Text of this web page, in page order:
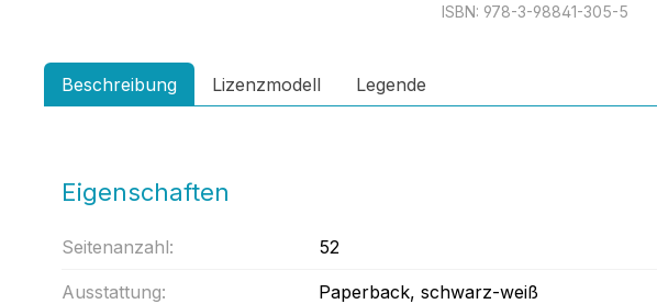
ISBN: 978-3-98841-305-5
Beschreibung Lizenzmodell Legende
Eigenschaften
Seitenanzahl: 52
Ausstattung: Paperback, schwarz-weiß